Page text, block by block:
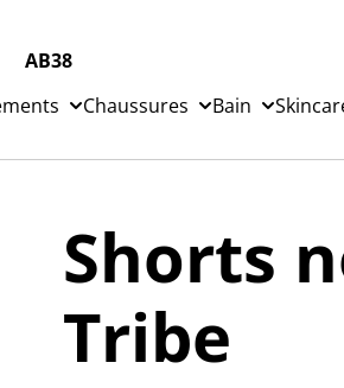
AB38
Chaussures Bain
Shorts
Tribe